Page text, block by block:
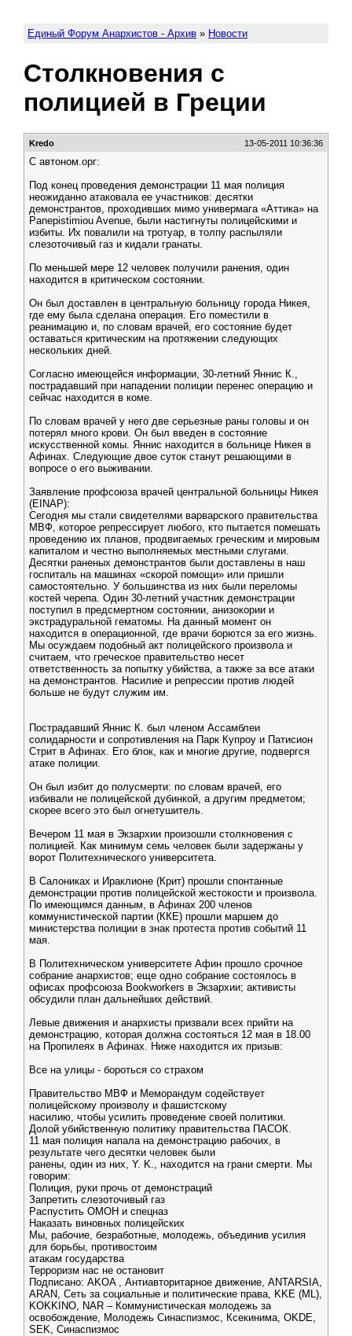
Единый Форум Анархистов - Архив » Новости
Столкновения с
полицией в Греции
Kredo 13-05-2011 10:36:36
С автоном.орг:
Под конец проведения демонстрации 11 мая полиция
неожиданно атаковала ее участников: десятки
демонстрантов, проходивших мимо универмага «Аттика» на
Panepistimiou Avenue, были настигнуты полицейскими и
избиты. Их повалили на тротуар, в толпу распыляли
слезоточивый газ и кидали гранаты.
По меньшей мере 12 человек получили ранения, один
находится в критическом состоянии.
Он был доставлен в центральную больницу города Никея,
где ему была сделана операция. Его поместили в
реанимацию и, по словам врачей, его состояние будет
оставаться критическим на протяжении следующих
нескольких дней.
Согласно имеющейся информации, 30-летний Яннис К.,
пострадавший при нападении полиции перенес операцию и
сейчас находится в коме.
По словам врачей у него две серьезные раны головы и он
потерял много крови. Он был введен в состояние
искусственной комы. Яннис находится в больнице Никея в
Афинах. Следующие двое суток станут решающими в
вопросе о его выживании.
Заявление профсоюза врачей центральной больницы Никея
(EINAP):
Сегодня мы стали свидетелями варварского правительства
МВФ, которое репрессирует любого, кто пытается помешать
проведению их планов, продвигаемых греческим и мировым
капиталом и честно выполняемых местными слугами.
Десятки раненых демонстрантов были доставлены в наш
госпиталь на машинах «скорой помощи» или пришли
самостоятельно. У большинства из них были переломы
костей черепа. Один 30-летний участник демонстрации
поступил в предсмертном состоянии, анизокории и
экстрадуральной гематомы. На данный момент он
находится в операционной, где врачи борются за его жизнь.
Мы осуждаем подобный акт полицейского произвола и
считаем, что греческое правительство несет
ответственность за попытку убийства, а также за все атаки
на демонстрантов. Насилие и репрессии против людей
больше не будут служим им.
Пострадавший Яннис К. был членом Ассамблеи
солидарности и сопротивления на Парк Купроу и Патисион
Стрит в Афинах. Его блок, как и многие другие, подвергся
атаке полиции.
Он был избит до полусмерти: по словам врачей, его
избивали не полицейской дубинкой, а другим предметом;
скорее всего это был огнетушитель.
Вечером 11 мая в Экзархии произошли столкновения с
полицией. Как минимум семь человек были задержаны у
ворот Политехнического университета.
В Салониках и Ираклионе (Крит) прошли спонтанные
демонстрации против полицейской жестокости и произвола.
По имеющимся данным, в Афинах 200 членов
коммунистической партии (ККЕ) прошли маршем до
министерства полиции в знак протеста против событий 11
мая.
В Политехническом университете Афин прошло срочное
собрание анархистов; еще одно собрание состоялось в
офисах профсоюза Bookworkers в Экзархии; активисты
обсудили план дальнейших действий.
Левые движения и анархисты призвали всех прийти на
демонстрацию, которая должна состояться 12 мая в 18.00
на Пропилеях в Афинах. Ниже находится их призыв:
Все на улицы - бороться со страхом
Правительство МВФ и Меморандум содействует
полицейскому произволу и фашистскому
насилию, чтобы усилить проведение своей политики.
Долой убийственную политику правительства ПАСОК.
11 мая полиция напала на демонстрацию рабочих, в
результате чего десятки человек были
ранены, один из них, Y. K., находится на грани смерти. Мы
говорим:
Полиция, руки прочь от демонстраций
Запретить слезоточивый газ
Распустить ОМОН и спецназ
Наказать виновных полицейских
Мы, рабочие, безработные, молодежь, объединив усилия
для борьбы, противостоим
атакам государства
Терроризм нас не остановит
Подписано: AKOA , Антиавторитарное движение, ANTARSIA,
ARAN, Сеть за социальные и политические права, KKE (ML),
KOKKINO, NAR – Коммунистическая молодежь за
освобождение, Молодежь Синаспизмос, Ксекинима, OKDE,
SEK, Синаспизмос